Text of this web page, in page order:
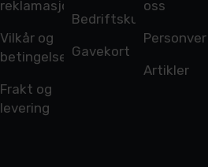
reklamasjon
Vilkår og
betingelser
Frakt og
levering
Bedriftskunde
Gavekort
oss
Personvern
Artikler